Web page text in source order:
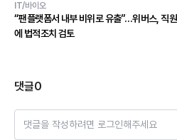
IT/바이오
“팬플랫폼서 내부 비위로 유출”…위버스, 직원
에 법적조치 검토
댓글0
댓글을 작성하려면 로그인해주세요